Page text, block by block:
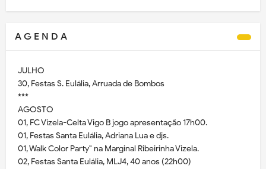
A G E N D A
JULHO
30, Festas S. Eulália, Arruada de Bombos
***
AGOSTO
01, FC Vizela-Celta Vigo B jogo apresentação 17h00.
01, Festas Santa Eulália, Adriana Lua e djs.
01, Walk Color Party" na Marginal Ribeirinha Vizela.
02, Festas Santa Eulália, MLJ4, 40 anos (22h00)